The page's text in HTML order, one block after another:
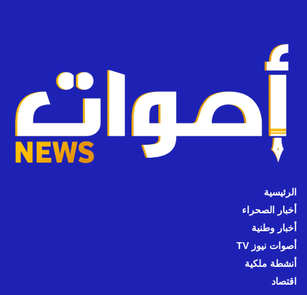
الرئيسية
أخبار الصحراء
أخبار وطنية
أصوات نيوز TV
أنشطة ملكية
اقتصاد